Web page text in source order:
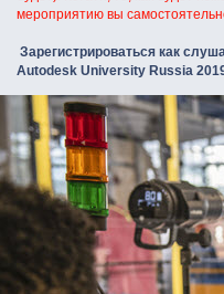
мероприятию вы
Зарегистрироваться как
Autodesk University Russia